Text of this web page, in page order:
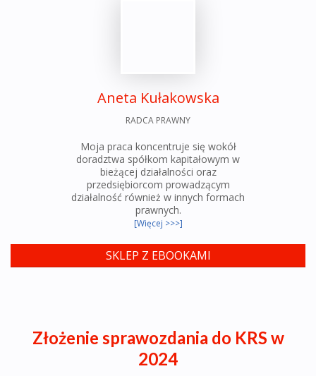
Aneta Kułakowska
RADCA PRAWNY
Moja praca koncentruje się wokół
doradztwa spółkom kapitałowym w
bieżącej działalności oraz
przedsiębiorcom prowadzącym
działalność również w innych formach
prawnych.
[Więcej >>>]
SKLEP Z EBOOKAMI
Złożenie sprawozdania do KRS w
2024